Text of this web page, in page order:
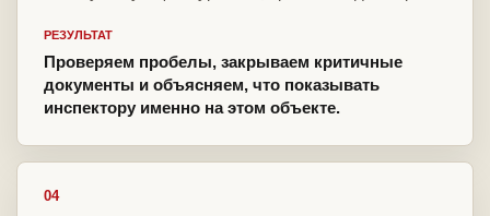
РЕЗУЛЬТАТ
Проверяем пробелы, закрываем критичные
документы и объясняем, что показывать
инспектору именно на этом объекте.
04